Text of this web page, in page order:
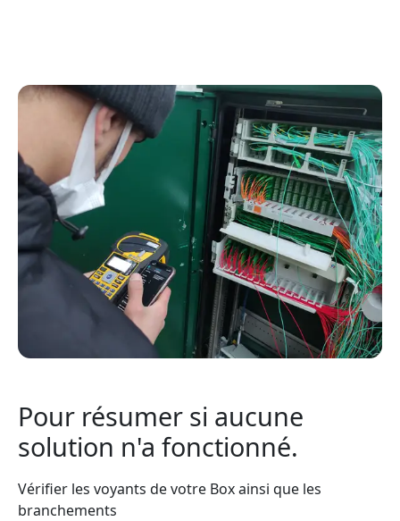
Pour résumer si aucune
solution n'a fonctionné.
Vérifier les voyants de votre Box ainsi que les
branchements